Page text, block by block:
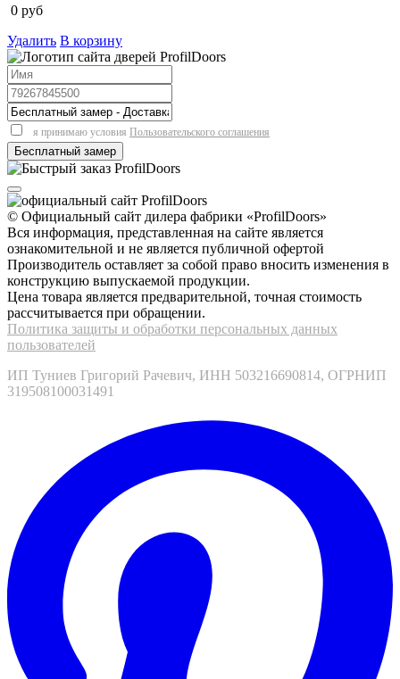
0 руб
Удалить В корзину
я принимаю условия Пользовательского соглашения
© Официальный сайт дилера фабрики «ProfilDoors»
Вся информация, представленная на сайте является
ознакомительной и не является публичной офертой
Производитель оставляет за собой право вносить изменения в
конструкцию выпускаемой продукции.
Цена товара является предварительной, точная стоимость
рассчитывается при обращении.
Политика защиты и обработки персональных данных
пользователей
ИП Туниев Григорий Рачевич, ИНН 503216690814, ОГРНИП
319508100031491